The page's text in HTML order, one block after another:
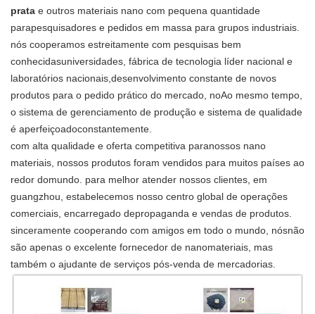
prata e outros materiais nano com pequena quantidade
parapesquisadores e pedidos em massa para grupos industriais.
nós cooperamos estreitamente com pesquisas bem
conhecidasuniversidades, fábrica de tecnologia líder nacional e
laboratórios nacionais,desenvolvimento constante de novos
produtos para o pedido prático do mercado, noAo mesmo tempo,
o sistema de gerenciamento de produção e sistema de qualidade
é aperfeiçoadoconstantemente.
com alta qualidade e oferta competitiva paranossos nano
materiais, nossos produtos foram vendidos para muitos países ao
redor domundo. para melhor atender nossos clientes, em
guangzhou, estabelecemos nosso centro global de operações
comerciais, encarregado depropaganda e vendas de produtos.
sinceramente cooperando com amigos em todo o mundo, nósnão
são apenas o excelente fornecedor de nanomateriais, mas
também o ajudante de serviços pós-venda de mercadorias.